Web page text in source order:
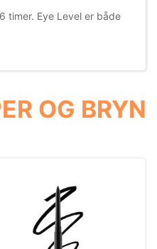
timer. Eye Level er både
OG BRYN